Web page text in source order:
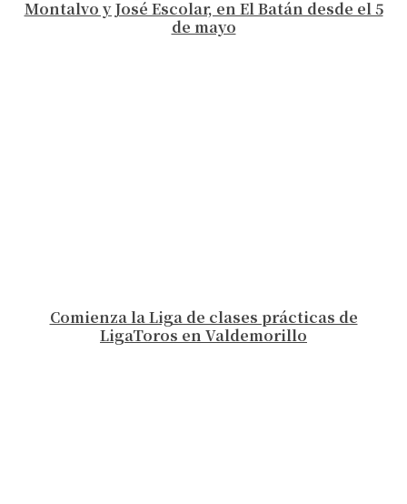
Montalvo y José Escolar, en El Batán desde el 5
de mayo
Comienza la Liga de clases prácticas de
LigaToros en Valdemorillo